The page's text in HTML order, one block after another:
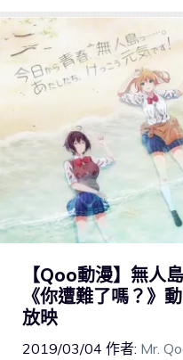
【Qoo動漫】無人
《你遭難了嗎？》
放映
2019/03/04 作者: Mr.